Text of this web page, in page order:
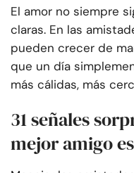
El amor no siempre
claras. En las
pueden crecer de
que un día
más cálidas, más
31 señales
mejor amigo